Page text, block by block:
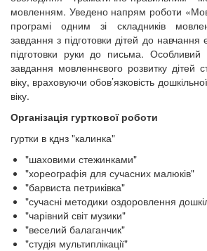
мовленням. Уведено напрям роботи
програмі одним зі складників
завдання з підготовки дітей до навчання
підготовки руки до письма.
завдання мовленнєвого розвитку дітей
віку, враховуючи обов’язковість
віку.
Організація гурткової роботи
гуртки в кднз "калинка"
"шаховими стежинками"
"хореографія для сучасних малюків"
"барвиста петриківка"
"сучасні методики оздоровлення
"чарівний світ музики"
"веселий балаганчик"
"студія мультиплікації"